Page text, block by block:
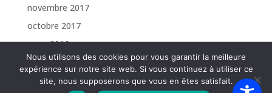
novembre 2017
octobre 2017
mars 2016
Nous utilisons des cookies pour vous garantir la meilleure
expérience sur notre site web. Si vous continuez à utiliser ce
site, nous supposerons que vous en êtes satisfait.